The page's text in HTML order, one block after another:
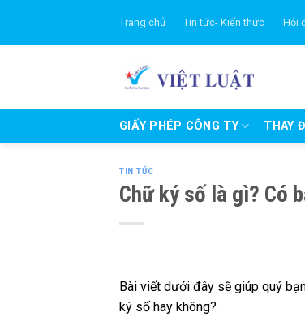
content
Trang chủ Tin tức- Kiến thức Hỏi
GIẤY PHÉP CÔNG TY THAY
TIN TỨC
Chữ ký số là gì? Có
Bài viết dưới đây sẽ giúp quý
ký số hay không?